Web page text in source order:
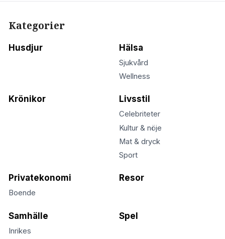
Kategorier
Husdjur Hälsa
Sjukvård
Wellness
Krönikor Livsstil
Celebriteter
Kultur & nöje
Mat & dryck
Sport
Privatekonomi
Boende
Resor
Samhälle
Inrikes
Spel